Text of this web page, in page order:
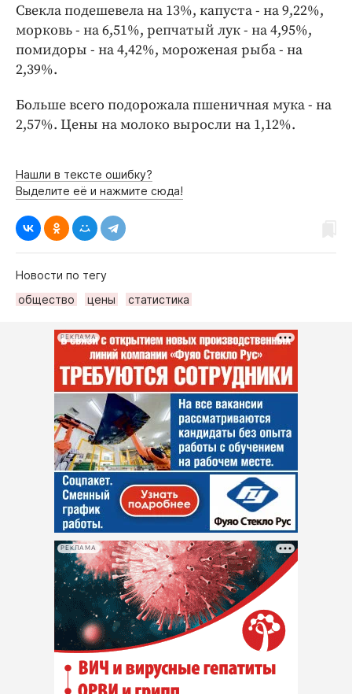
Клиника года
Бренд года
Работодатель года
Свекла подешевела на 13%, капуста - на 9,22%,
морковь - на 6,51%, репчатый лук - на 4,95%,
помидоры - на 4,42%, мороженая рыба - на
2,39%.
Больше всего подорожала пшеничная мука - на
2,57%. Цены на молоко выросли на 1,12%.
Нашли в тексте ошибку?
Выделите её и нажмите сюда!
Новости по тегу
общество
цены статистика
РЕКЛАМА
РЕКЛАМА